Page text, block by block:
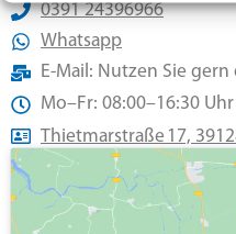
0391 24396966
Whatsapp
E-Mail: Nutzen Sie
Mo–Fr: 08:00–16:30 Uhr
Thietmarstraße 17,